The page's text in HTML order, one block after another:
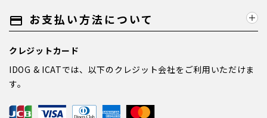
payment お支払い方法について
クレジットカード
IDOG & ICATでは、以下のクレジット会社をご利用いただけま
す。